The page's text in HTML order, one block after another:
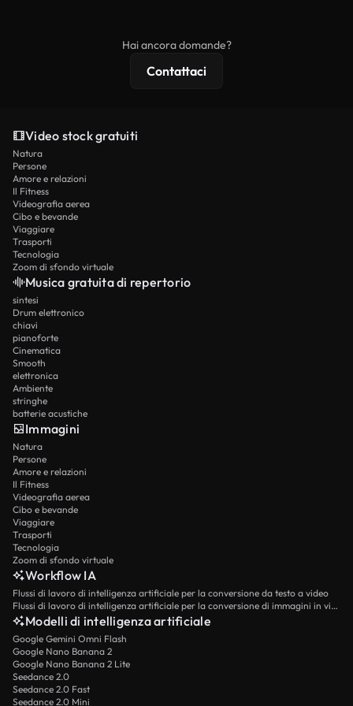
Hai ancora domande?
Contattaci
Video stock gratuiti
Natura
Persone
Amore e relazioni
Il Fitness
Videografia aerea
Cibo e bevande
Viaggiare
Trasporti
Tecnologia
Zoom di sfondo virtuale
Musica gratuita di repertorio
sintesi
Drum elettronico
chiavi
pianoforte
Cinematica
Smooth
elettronica
Ambiente
stringhe
batterie acustiche
Immagini
Natura
Persone
Amore e relazioni
Il Fitness
Videografia aerea
Cibo e bevande
Viaggiare
Trasporti
Tecnologia
Zoom di sfondo virtuale
Workflow IA
Flussi di lavoro di intelligenza artificiale per la conversione da testo a video
Flussi di lavoro di intelligenza artificiale per la conversione di immagini in video
Modelli di intelligenza artificiale
Google Gemini Omni Flash
Google Nano Banana 2
Google Nano Banana 2 Lite
Seedance 2.0
Seedance 2.0 Fast
Seedance 2.0 Mini